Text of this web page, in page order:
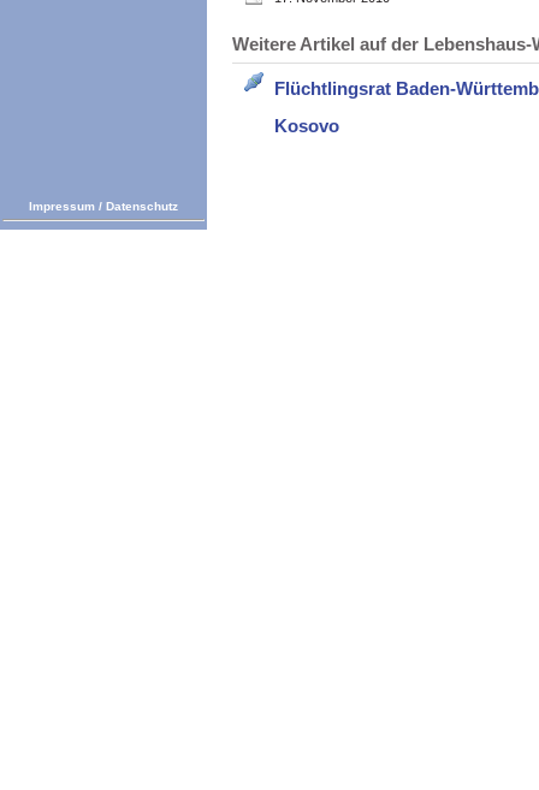
Weitere Artikel auf der
Flüchtlingsrat Baden-
Kosovo
Impressum / Datenschutz